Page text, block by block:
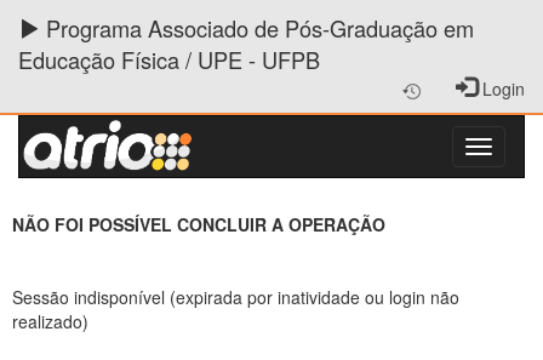
Programa Associado de Pós-Graduação em
Educação Física / UPE - UFPB
Login
NÃO FOI POSSÍVEL CONCLUIR A OPERAÇÃO
Sessão indisponível (expirada por inatividade ou login não
realizado)